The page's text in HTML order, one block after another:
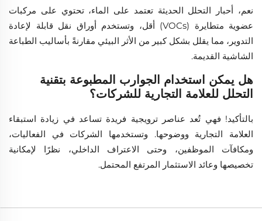
نعم، أحبار التحلل الحديثة تعتمد على الماء، تحتوي على مركبات
عضوية متطايرة (VOCs) أقل، وتستخدم أوراق نقل قابلة لإعادة
التدوير، مما يقلل بشكل كبير من الأثر البيئي مقارنةً بأساليب الطباعة
الشاشية القديمة.
هل يمكن استخدام الجوارب المطبوعة بتقنية
التحلل للعلامة التجارية للشركات؟
بالتأكيد! فهي تُعد عناصر ترويجية فريدة تساعد في زيادة استبقاء
العلامة التجارية ووضوحها. وتستخدمها الشركات في الفعاليات،
ومكافآت الموظفين، وحتى الاعتراف الداخلي، نظرًا لإمكانية
تخصيصها وعائد الاستثمار المرتفع المحتمل.